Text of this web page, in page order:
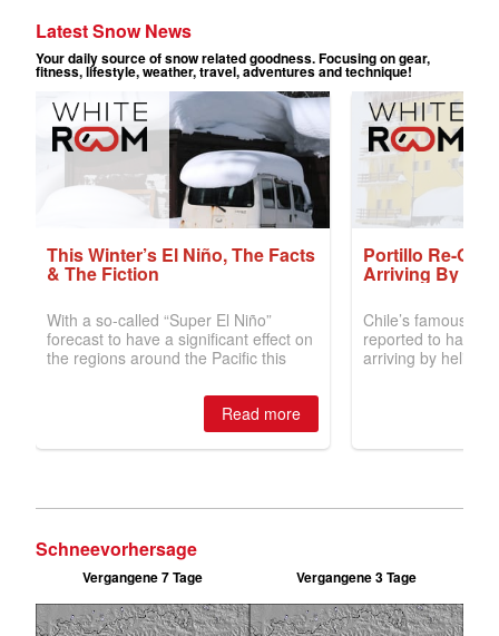
Schneevorhersage
Vergangene 7 Tage Vergangene 3 Tage